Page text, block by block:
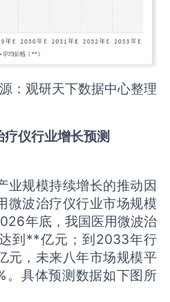
：观研天下数据中心整理
疗仪行业增长预测
业规模持续增长的推动因
微波治疗仪行业市场规模
年底，我国医用微波治
到**亿元；到2033年行
元，未来八年市场规模平
。具体预测数据如下图所